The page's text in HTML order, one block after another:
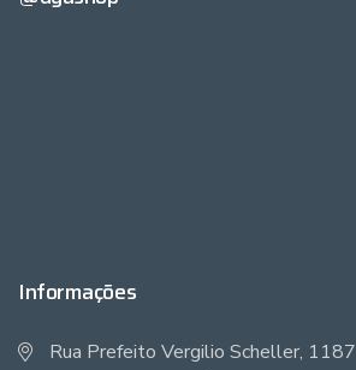
Informações
Rua Prefeito Vergilio Scheller, 1187